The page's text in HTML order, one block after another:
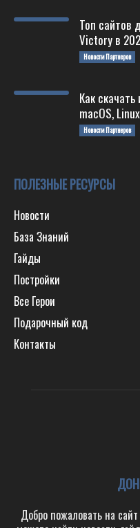
Топ сайтов
Victory в
Новости Партнеров
Как
macOS,
Новости Партнеров
ПОЛЕЗНЫЕ РЕСУРСЫ
Новости
База Знаний
Гайды
Постройки
Все Герои
Подарочный код
Контакты
Добро пожаловать на